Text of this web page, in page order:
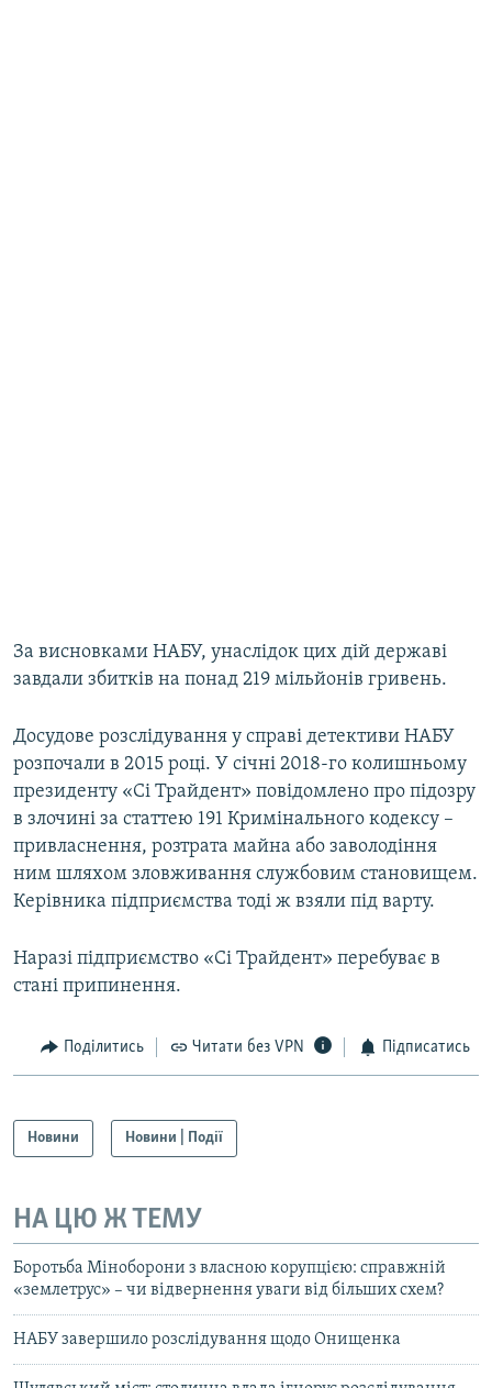
За висновками НАБУ, унаслідок цих дій державі
завдали збитків на понад 219 мільйонів гривень.
Досудове розслідування у справі детективи НАБУ
розпочали в 2015 році. У січні 2018-го колишньому
президенту «Сі Трайдент» повідомлено про підозру
в злочині за статтею 191 Кримінального кодексу –
привласнення, розтрата майна або заволодіння
ним шляхом зловживання службовим становищем.
Керівника підприємства тоді ж взяли під варту.
Наразі підприємство «Сі Трайдент» перебуває в
стані припинення.
Поділитись Читати без VPN Підписатись
Новини Новини | Події
НА ЦЮ Ж ТЕМУ
Боротьба Міноборони з власною корупцією: справжній
«землетрус» – чи відвернення уваги від більших схем?
НАБУ завершило розслідування щодо Онищенка